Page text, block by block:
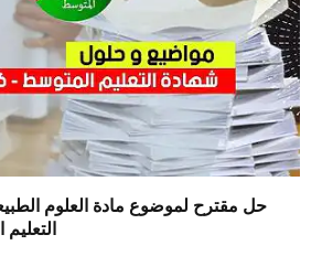
حل مقترح لموضوع مادة العلوم
التعليم